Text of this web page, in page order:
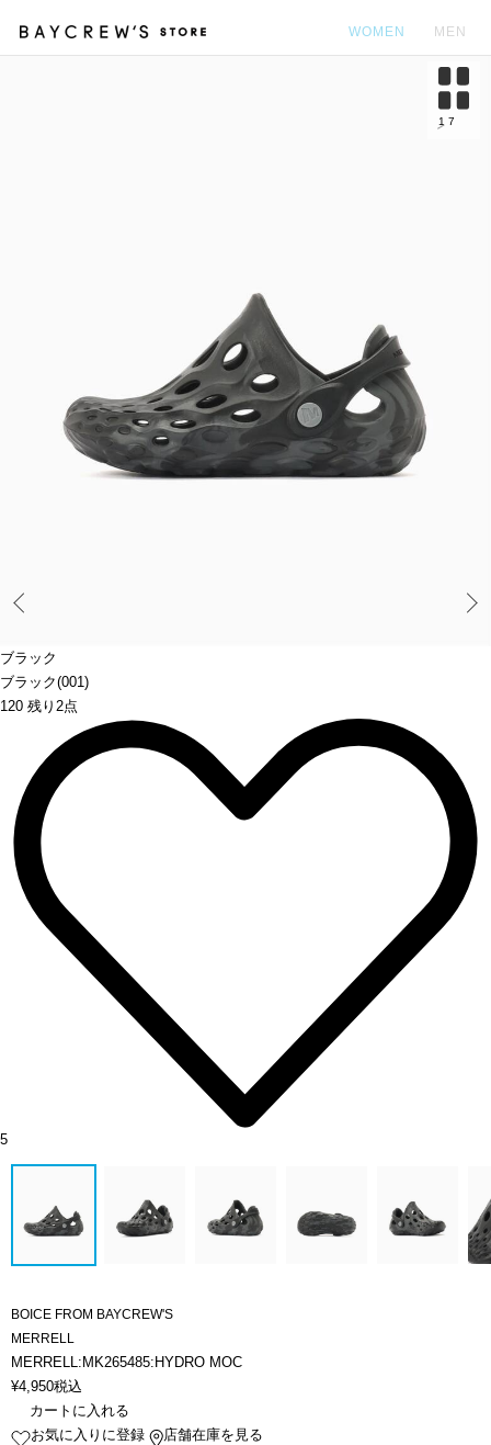
WOMEN MEN
ブラック
ブラック(001)
120 残り2点
1 7
5
BOICE FROM BAYCREW'S
MERRELL
MERRELL:MK265485:HYDRO MOC
¥4,950税込
カートに入れる
お気に入りに登録
店舗在庫を見る